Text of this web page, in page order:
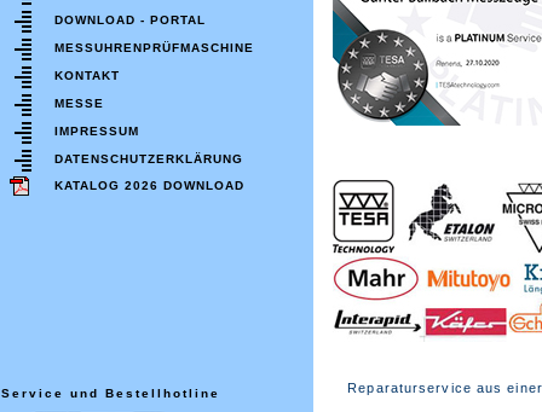
DOWNLOAD - PORTAL
MESSUHRENPRÜFMASCHINE
KONTAKT
MESSE
IMPRESSUM
DATENSCHUTZERKLÄRUNG
KATALOG 2026 DOWNLOAD
Service und Bestellhotline Reparaturservice aus